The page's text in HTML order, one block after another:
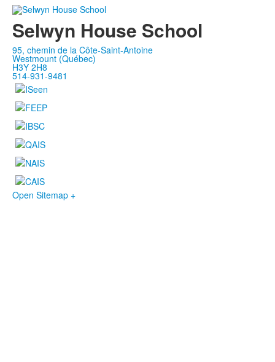
Selwyn House School
95, chemin de la Côte-Saint-Antoine
Westmount (Québec)
H3Y 2H8
514-931-9481
Open Sitemap +